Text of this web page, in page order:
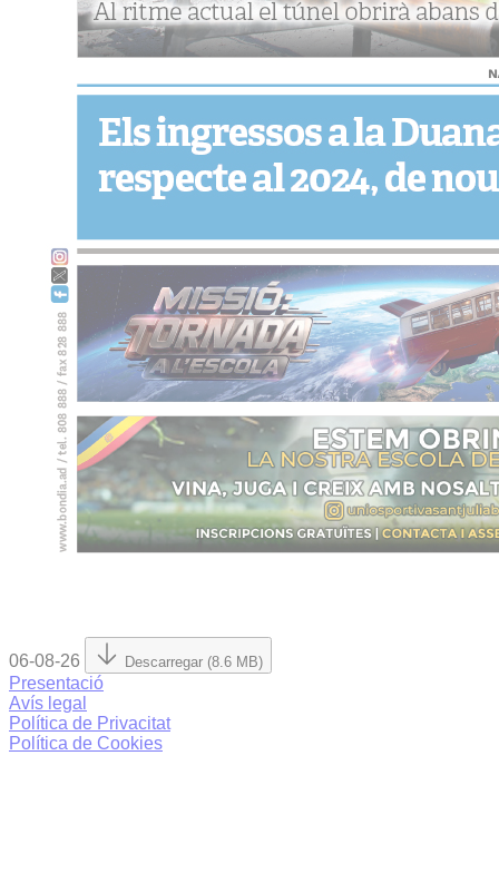
06-08-26 Descarregar (8.6 MB)
Presentació
Avís legal
Política de Privacitat
Política de Cookies